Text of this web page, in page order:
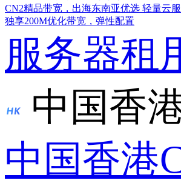
CN2精品带宽，出海东南亚优选 轻量云
独享200M优化带宽，弹性配置
服务器租
中国香
中国香港